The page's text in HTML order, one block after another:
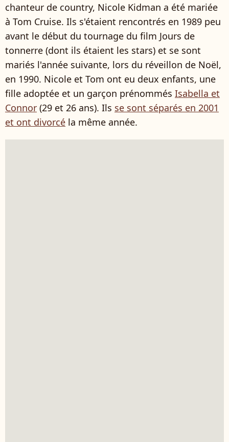
chanteur de country, Nicole Kidman a été mariée
à Tom Cruise. Ils s'étaient rencontrés en 1989 peu
avant le début du tournage du film Jours de
tonnerre (dont ils étaient les stars) et se sont
mariés l'année suivante, lors du réveillon de Noël,
en 1990. Nicole et Tom ont eu deux enfants, une
fille adoptée et un garçon prénommés Isabella et
Connor (29 et 26 ans). Ils se sont séparés en 2001
et ont divorcé la même année.